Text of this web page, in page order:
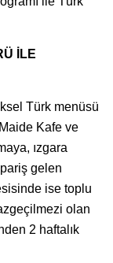
İLE
Türk menüsü
Kafe ve
ızgara
gelen
ise toplu
olan
2 haftalık